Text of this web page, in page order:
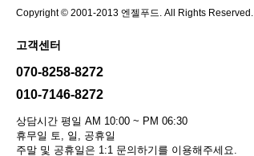
Copyright © 2001-2013 엔젤푸드. All Rights Reserved.
고객센터
070-8258-8272
010-7146-8272
상담시간 평일 AM 10:00 ~ PM 06:30
휴무일 토, 일, 공휴일
주말 및 공휴일은 1:1 문의하기를 이용해주세요.